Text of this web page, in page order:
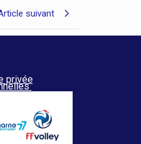
suivant
privée